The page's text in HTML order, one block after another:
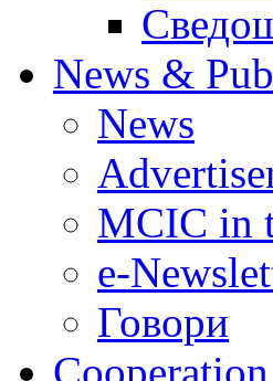
News &
News
MCIC in
e-
Говори
Cooperation